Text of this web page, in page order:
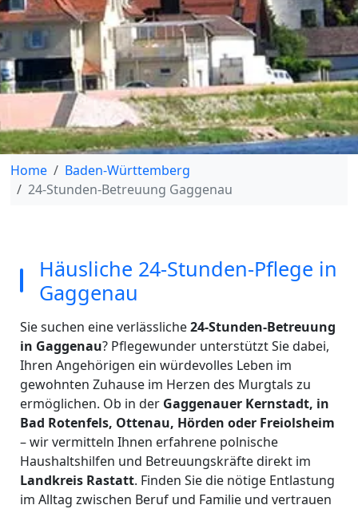
Home
Baden-Württemberg
24-Stunden-Betreuung Gaggenau
Häusliche 24-Stunden-Pflege in
Gaggenau
Sie suchen eine verlässliche24-Stunden-Betreuung
in Gaggenau? Pflegewunder unterstützt Sie dabei,
Ihren Angehörigen ein würdevolles Leben im
gewohnten Zuhause im Herzen des Murgtals zu
ermöglichen. Ob in der Gaggenauer Kernstadt, in
Bad Rotenfels, Ottenau, Hörden oder Freiolsheim
– wir vermitteln Ihnen erfahrene polnische
Haushaltshilfen und Betreuungskräfte direkt im
Landkreis Rastatt. Finden Sie die nötige Entlastung
im Alltag zwischen Beruf und Familie und vertrauen